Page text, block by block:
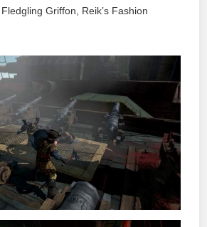
Griffon, Reik’s Fashion